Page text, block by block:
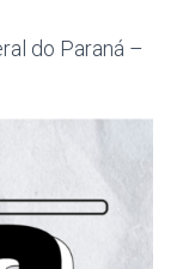
do Paraná –